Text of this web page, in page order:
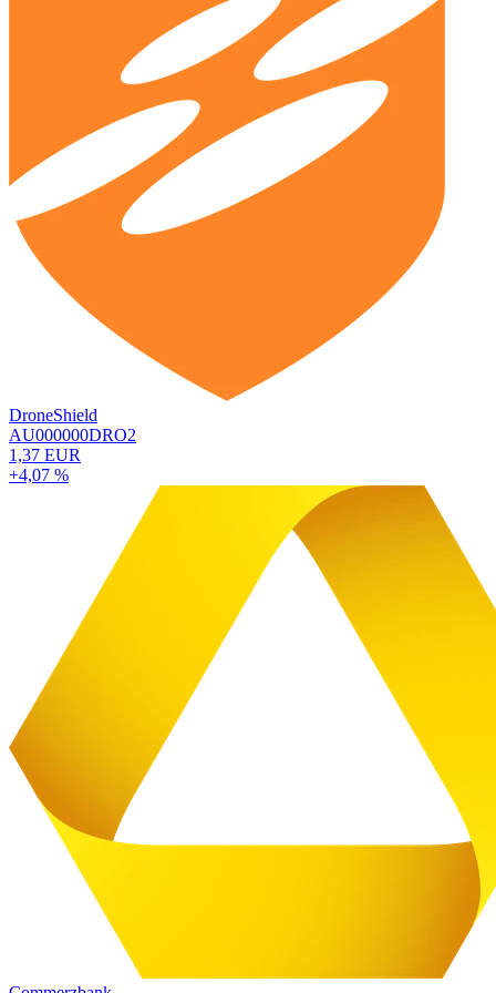
DroneShield
AU000000DRO2
1,37 EUR
+4,07 %